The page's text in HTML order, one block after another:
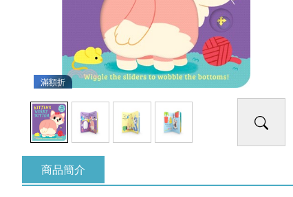
滿額折
商品簡介